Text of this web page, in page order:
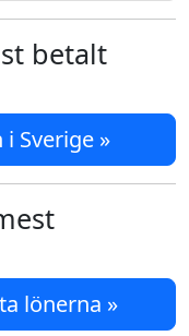
betalt
Sverige »
lönerna »